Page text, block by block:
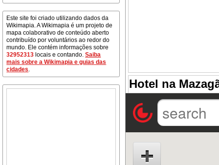
Este site foi criado utilizando dados da
Wikimapia. A Wikimapia é um projeto de
mapa colaborativo de conteúdo aberto
contribuído por voluntários ao redor do
mundo. Ele contém informações sobre
32952313 locais e contando.Saiba
mais sobre a Wikimapia e guias das
cidades.
Hotel na